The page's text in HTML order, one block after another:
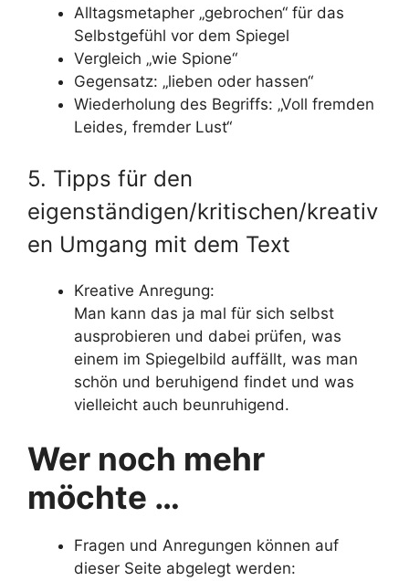
Alltagsmetapher „gebrochen“ für das
Selbstgefühl vor dem Spiegel
Vergleich „wie Spione“
Gegensatz: „lieben oder hassen“
Wiederholung des Begriffs: „Voll fremden
Leides, fremder Lust“
5. Tipps für den
eigenständigen/kritischen/kreativ
en Umgang mit dem Text
Kreative Anregung:
Man kann das ja mal für sich selbst
ausprobieren und dabei prüfen, was
einem im Spiegelbild auffällt, was man
schön und beruhigend findet und was
vielleicht auch beunruhigend.
Wer noch mehr
möchte …
Fragen und Anregungen können auf
dieser Seite abgelegt werden: